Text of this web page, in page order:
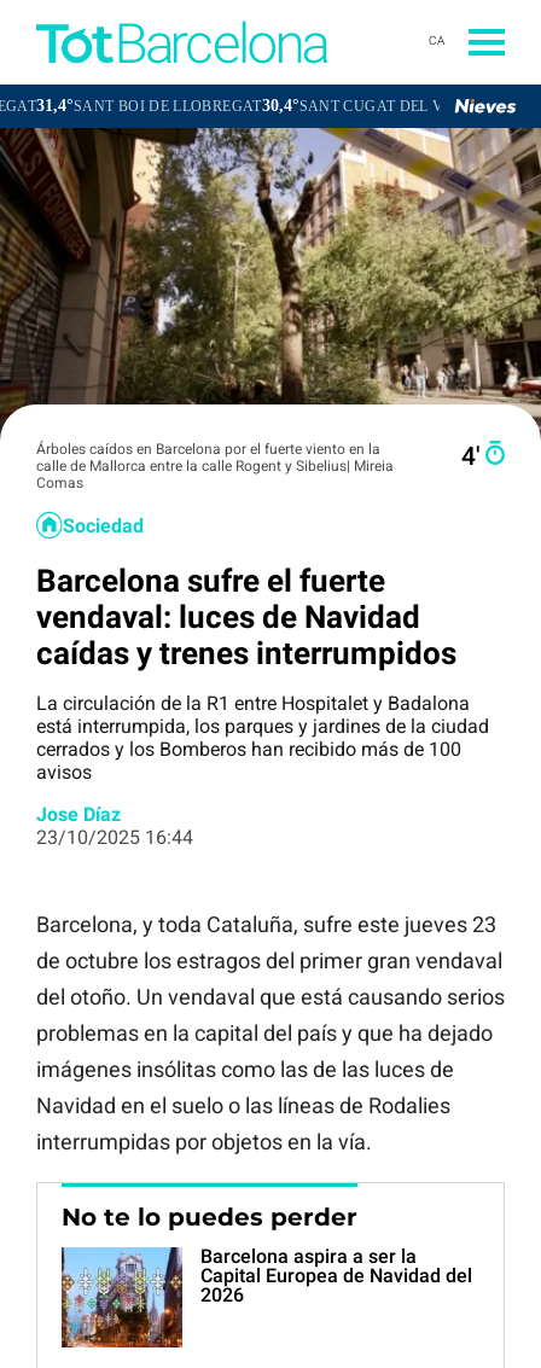
CA
SANT BOI DE LLOBREGAT30,4°SANT CUGAT DEL VALLÈS32,1°
Árboles caídos en Barcelona por el fuerte viento en la
calle de Mallorca entre la calle Rogent y Sibelius| Mireia
Comas
4′
Sociedad
Barcelona sufre el fuerte
vendaval: luces de Navidad
caídas y trenes interrumpidos
La circulación de la R1 entre Hospitalet y Badalona
está interrumpida, los parques y jardines de la ciudad
cerrados y los Bomberos han recibido más de 100
avisos
Jose Díaz
23/10/2025 16:44
Barcelona, y toda Cataluña, sufre este jueves 23
de octubre los estragos del primer gran vendaval
del otoño. Un vendaval que está causando serios
problemas en la capital del país y que ha dejado
imágenes insólitas como las de las luces de
Navidad en el suelo o las líneas de Rodalies
interrumpidas por objetos en la vía.
No te lo puedes perder
Barcelona aspira a ser la
Capital Europea de Navidad del
2026